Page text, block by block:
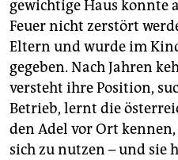
gewichtige Haus konnte
Feuer nicht zerstört
Eltern und wurde im
gegeben. Nach Jahren
versteht ihre Position,
Betrieb, lernt die
den Adel vor Ort
sich zu nutzen – und sie